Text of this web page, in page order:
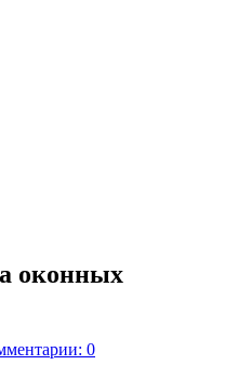
оконных
0